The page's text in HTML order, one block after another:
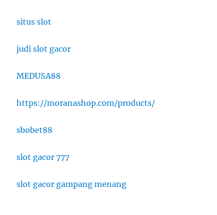
situs slot
judi slot gacor
MEDUSA88
https://moranashop.com/products/
sbobet88
slot gacor 777
slot gacor gampang menang